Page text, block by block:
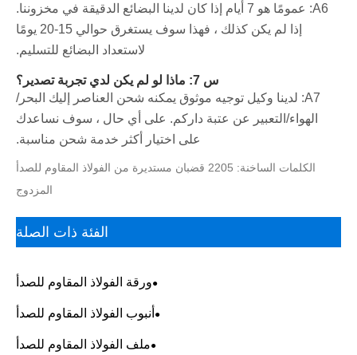
A6: عمومًا هو 7 أيام إذا كان لدينا البضائع الدقيقة في مخزوننا.
إذا لم يكن كذلك ، فهذا سوف يستغرق حوالي 15-20 يومًا
لاستعداد البضائع للتسليم.
س 7: ماذا لو لم يكن لدي تجربة تصدير؟
A7: لدينا وكيل توجيه موثوق يمكنه شحن العناصر إليك البحر/
الهواء/التعبير عن عتبة داركم. على أي حال ، سوف نساعدك
على اختيار أكثر خدمة شحن مناسبة.
الكلمات الساخنة: 2205 قضبان مستديرة من الفولاذ المقاوم للصدأ
المزدوج
الفئة ذات الصلة
ورقة الفولاذ المقاوم للصدأ
أنبوب الفولاذ المقاوم للصدأ
ملف الفولاذ المقاوم للصدأ